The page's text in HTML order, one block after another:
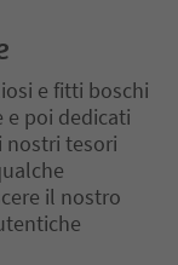
e fitti boschi
e poi dedicati
nostri tesori
il nostro